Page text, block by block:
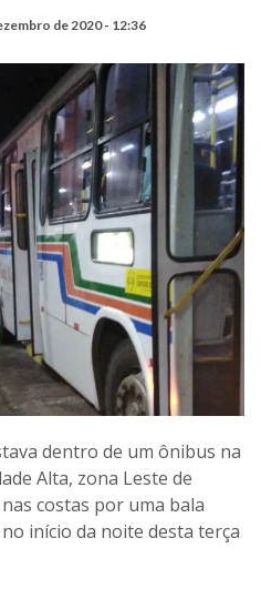
de 2020 - 12:36
dentro de um ônibus na
Alta, zona Leste de
costas por uma bala
início da noite desta terça